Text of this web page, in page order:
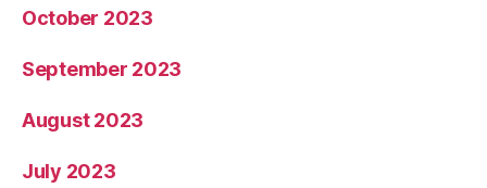
October 2023
September 2023
August 2023
July 2023